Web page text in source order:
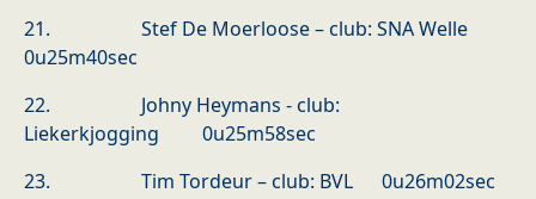
21. Stef De Moerloose – club: SNA Welle
0u25m40sec
22. Johny Heymans - club:
Liekerkjogging 0u25m58sec
23. Tim Tordeur – club: BVL 0u26m02sec